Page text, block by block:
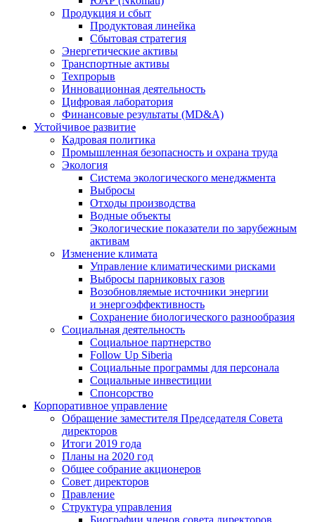
Продукция и сбыт
Продуктовая линейка
Сбытовая стратегия
Энергетические активы
Транспортные активы
Техпрорыв
Инновационная деятельность
Цифровая лаборатория
Финансовые результаты (MD&A)
Устойчивое развитие
Кадровая политика
Промышленная безопасность и охрана труда
Экология
Система экологического менеджмента
Выбросы
Отходы производства
Водные объекты
Экологические показатели по зарубежным
активам
Изменение климата
Управление климатическими рисками
Выбросы парниковых газов
Возобновляемые источники энергии
и энергоэффективность
Сохранение биологического разнообразия
Социальная деятельность
Социальное партнерство
Follow Up Siberia
Социальные программы для персонала
Социальные инвестиции
Спонсорство
Корпоративное управление
Обращение заместителя Председателя Совета
директоров
Итоги 2019 года
Планы на 2020 год
Общее собрание акционеров
Совет директоров
Правление
Структура управления
Биографии членов совета директоров